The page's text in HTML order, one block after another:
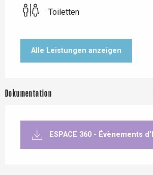
Toiletten
Alle Leistungen anzeigen
Dokumentation
ESPACE 360 - Évènements